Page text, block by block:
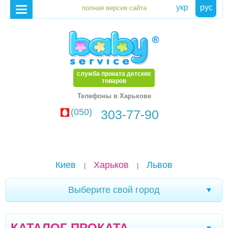
укр рус
служба проката детских
товаров
Телефоны в Харькове
(050) 303-77-90
Киев Харьков Львов
Выберите свой город